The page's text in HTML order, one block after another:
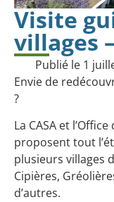
Visite
villages
Publié le 1
Envie de
?
La CASA et
proposent tout
plusieurs villages
Cipières,
d’autres.